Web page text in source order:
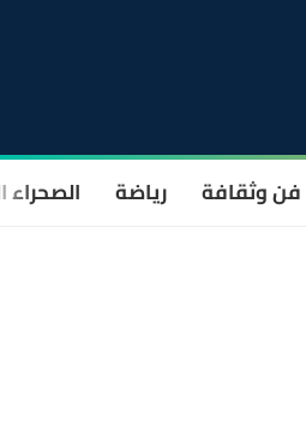
فن وثقافة رياضة الصحراء